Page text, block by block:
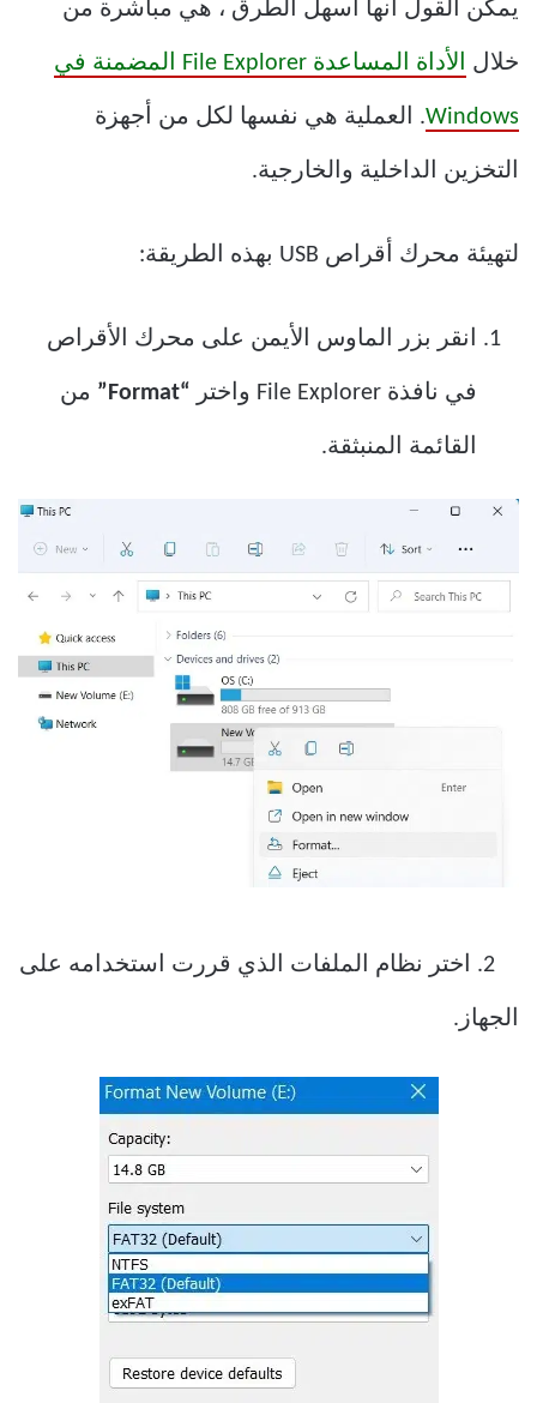
يمكن القول أنها أسهل الطرق ، هي مباشرة من
خلال الأداة المساعدة File Explorer المضمنة في
Windows. العملية هي نفسها لكل من أجهزة
التخزين الداخلية والخارجية.
لتهيئة محرك أقراص USB بهذه الطريقة:
انقر بزر الماوس الأيمن على محرك الأقراص
في نافذة File Explorer واختر “Format” من
القائمة المنبثقة.
2. اختر نظام الملفات الذي قررت استخدامه على
الجهاز.